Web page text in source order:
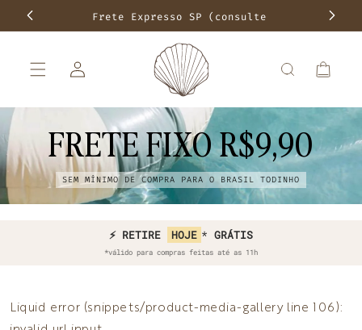
conteúdo
Frete Expresso SP (consulte
Frete
login
Carrinho
SEM MÍNIMO DE COMPRA PARA O BRASIL TODINHO
FRETE FIXO R$9,90
⚡ COMPRE HOJE E RECEBA AMANHÃ*
⚡ RETIRE HOJE * GRÁTIS
*válido para compras feitas até as 11h
Liquid error (snippets/product-media-gallery line 106):